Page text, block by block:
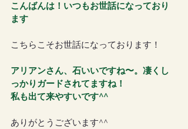
こんばんは！いつもお世話になっており
ます
こちらこそお世話になっております！
アリアンさん、石いいですね〜。凄くし
っかりガードされてますね！
私も出て来やすいです^^
ありがとうございます^^